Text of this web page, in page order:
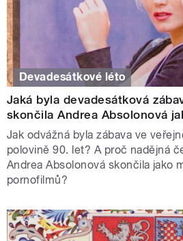
Devadesátkové léto
Jaká byla devadesátková
skončila Andrea Absolonová
Jak odvážná byla zábava ve
polovině 90. let? A proč nadějná
Andrea Absolonová skončila jako
pornofilmů?